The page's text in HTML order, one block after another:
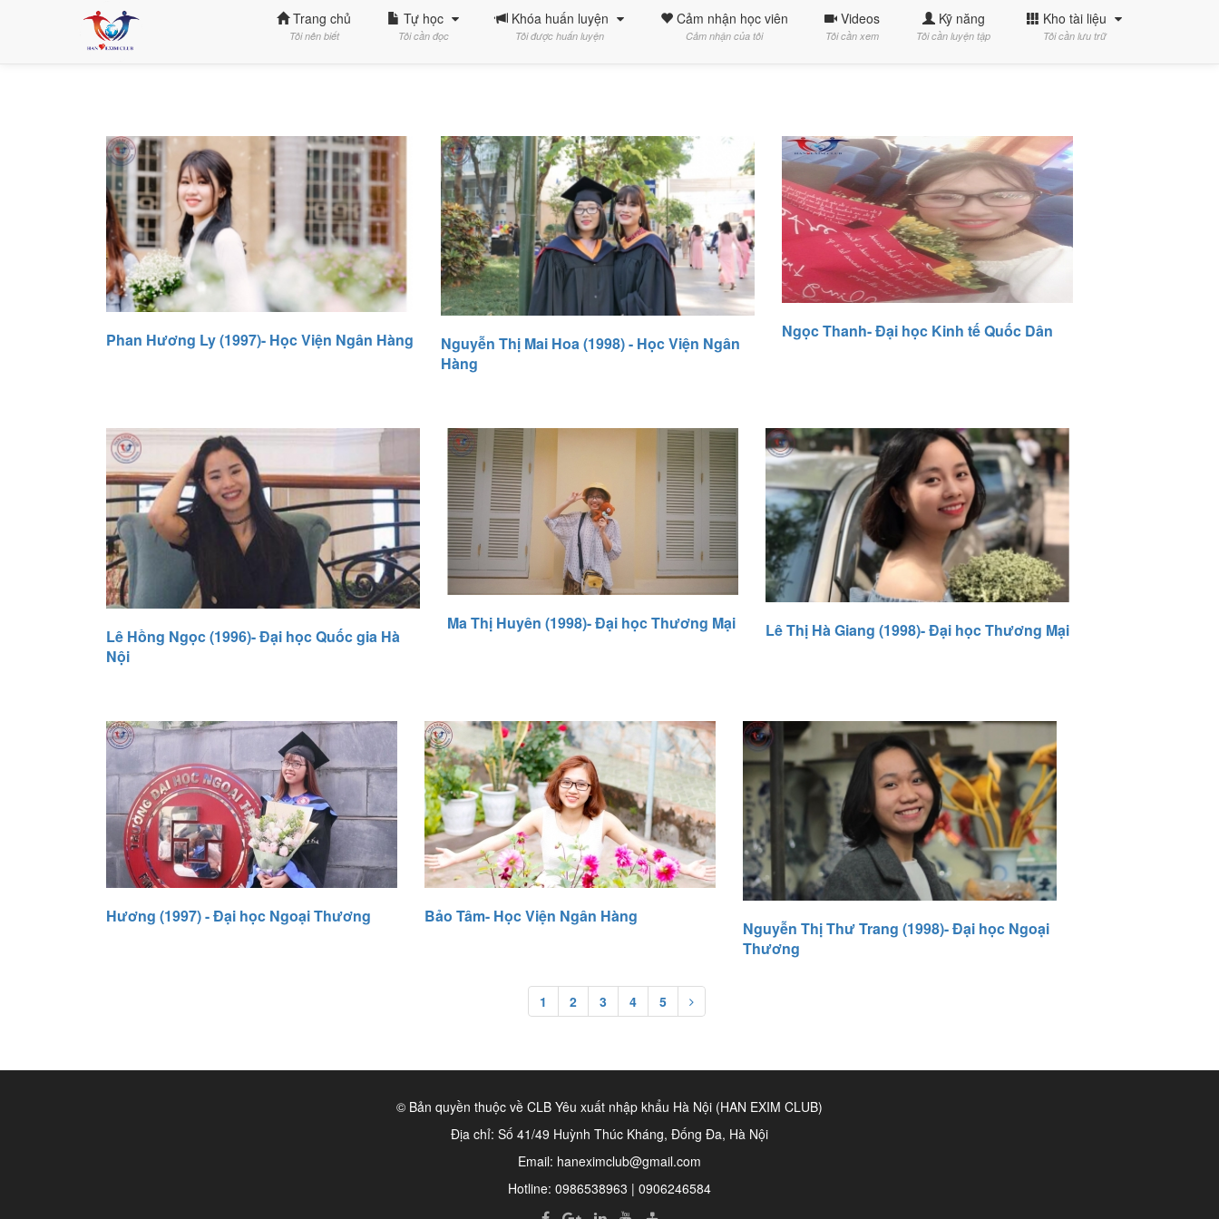
Trang chủ
Tôi nên biết
Tự học
Tôi cần đọc
Khóa huấn luyện
Tôi được huấn luyện
Cảm nhận học viên
Cảm nhận của tôi
Videos
Tôi cần xem
Kỹ năng
Tôi cần luyện tập
Kho tài liệu
Tôi cần lưu trữ
Phan Hương Ly (1997)- Học Viện Ngân Hàng
Nguyễn Thị Mai Hoa (1998) - Học Viện Ngân
Hàng
Ngọc Thanh- Đại học Kinh tế Quốc Dân
Lê Hồng Ngọc (1996)- Đại học Quốc gia Hà
Nội
Ma Thị Huyên (1998)- Đại học Thương Mại Lê Thị Hà Giang (1998)- Đại học Thương Mại
Hương (1997) - Đại học Ngoại Thương Bảo Tâm- Học Viện Ngân Hàng
Nguyễn Thị Thư Trang (1998)- Đại học Ngoại
Thương
1 2 3 4 5
© Bản quyền thuộc về CLB Yêu xuất nhập khẩu Hà Nội (HAN EXIM CLUB)
Địa chỉ: Số 41/49 Huỳnh Thúc Kháng, Đống Đa, Hà Nội
Email: haneximclub@gmail.com
Hotline: 0986538963 | 0906246584